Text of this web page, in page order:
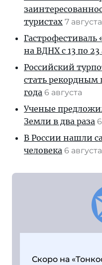
туристах 7 августа
Гастрофестиваль
на ВДНХ с 13 по 23
Российский
стать рекордным
года 6 августа
Ученые
Земли в два раза
В России нашли
человека 6 августа
Скоро на